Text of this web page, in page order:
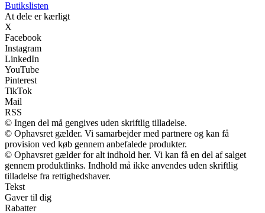
Butikslisten
At dele er kærligt
X
Facebook
Instagram
LinkedIn
YouTube
Pinterest
TikTok
Mail
RSS
© Ingen del må gengives uden skriftlig tilladelse.
© Ophavsret gælder. Vi samarbejder med partnere og kan få
provision ved køb gennem anbefalede produkter.
© Ophavsret gælder for alt indhold her. Vi kan få en del af salget
gennem produktlinks. Indhold må ikke anvendes uden skriftlig
tilladelse fra rettighedshaver.
Tekst
Gaver til dig
Rabatter